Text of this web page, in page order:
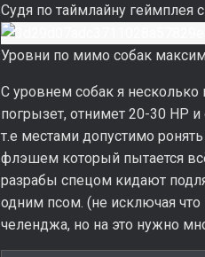
Судя по таймлайну геймплея
Уровни по мимо собак
С уровнем собак я несколько
погрызет, отнимет 20-30 HP и
т.е местами допустимо
флэшем который пытается
разрабы спецом кидают
одним псом. (не исключая
челенджа, но на это нужно